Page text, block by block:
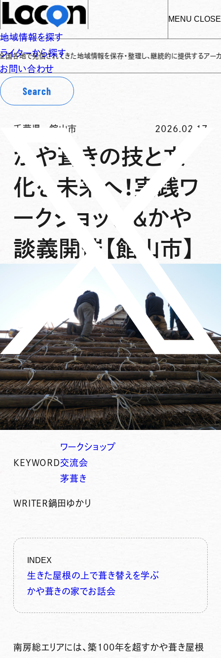
MENU CLOSE
地域情報を探す
ライターから探す
お問い合わせ
Search
信されてきた地域情報を保存・整理し、継続的に提供するアーカイブサイト
千葉県 -館山市 2026.02.17
かや葺きの技と文
化を未来へ！実践ワ
ークショップ＆かや
談義開催【館山市】
KEYWORD
ワークショップ
交流会
茅葺き
WRITER鍋田ゆかり
INDEX
生きた屋根の上で葺き替えを学ぶ
かや葺きの家でお話会
南房総エリアには、築100年を超すかや葺き屋根